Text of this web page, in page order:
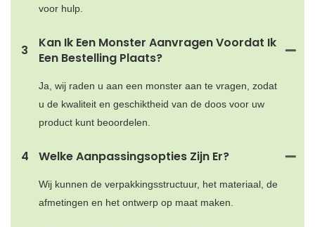
voor hulp.
3
Kan Ik Een Monster Aanvragen Voordat Ik
Een Bestelling Plaats?
Ja, wij raden u aan een monster aan te vragen, zodat
u de kwaliteit en geschiktheid van de doos voor uw
product kunt beoordelen.
4 Welke Aanpassingsopties Zijn Er?
Wij kunnen de verpakkingsstructuur, het materiaal, de
afmetingen en het ontwerp op maat maken.